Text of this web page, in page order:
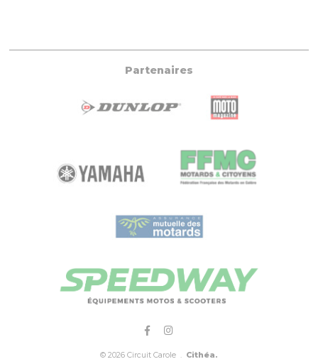
Partenaires
© 2026 Circuit Carole . Cithéa.